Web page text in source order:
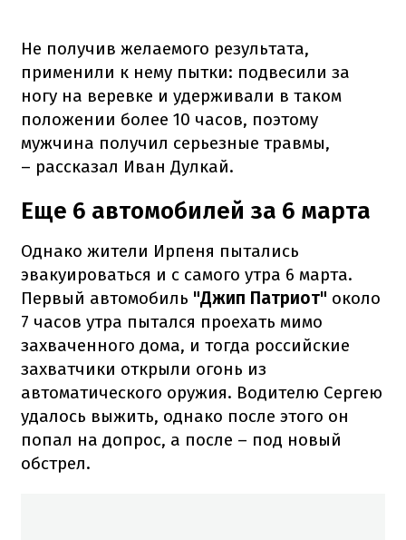
Не получив желаемого результата,
применили к нему пытки: подвесили за
ногу на веревке и удерживали в таком
положении более 10 часов, поэтому
мужчина получил серьезные травмы,
– рассказал Иван Дулкай.
Еще 6 автомобилей за 6 марта
Однако жители Ирпеня пытались
эвакуироваться и с самого утра 6 марта.
Первый автомобиль "Джип Патриот" около
7 часов утра пытался проехать мимо
захваченного дома, и тогда российские
захватчики открыли огонь из
автоматического оружия. Водителю Сергею
удалось выжить, однако после этого он
попал на допрос, а после – под новый
обстрел.